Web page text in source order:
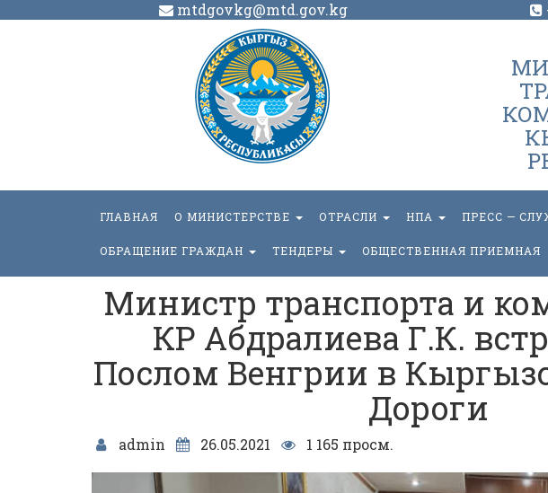
mtdgovkg@mtd.gov.kg
ГЛАВНАЯ О МИНИСТЕРСТВЕ ОТРАСЛИ НПА ПРЕСС —
ОБРАЩЕНИЕ ГРАЖДАН ТЕНДЕРЫ ОБЩЕСТВЕННАЯ ПРИЕМНАЯ
Министр транспорта и
КР Абдралиева Г.К.
Послом Венгрии в
Дороги
admin 26.05.2021 1 165 просм.